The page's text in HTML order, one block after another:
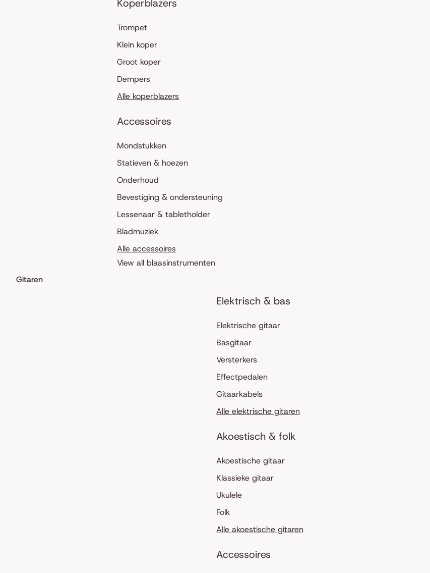
Koperblazers
Trompet
Klein koper
Groot koper
Dempers
Alle koperblazers
Accessoires
Mondstukken
Statieven & hoezen
Onderhoud
Bevestiging & ondersteuning
Lessenaar & tabletholder
Bladmuziek
Alle accessoires
View all blaasinstrumenten
Gitaren
Elektrisch & bas
Elektrische gitaar
Basgitaar
Versterkers
Effectpedalen
Gitaarkabels
Alle elektrische gitaren
Akoestisch & folk
Akoestische gitaar
Klassieke gitaar
Ukulele
Folk
Alle akoestische gitaren
Accessoires